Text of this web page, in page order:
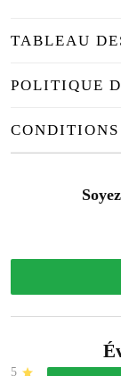
TABLEAU
POLITIQUE
5